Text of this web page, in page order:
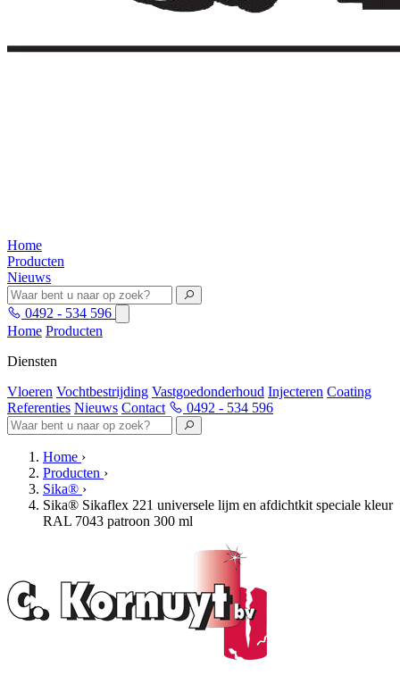
Home
Producten
Nieuws
0492 - 534 596
Home Producten
Diensten
Vloeren Vochtbestrijding Vastgoedonderhoud Injecteren Coating
Referenties Nieuws Contact 0492 - 534 596
Home ›
Producten ›
Sika® ›
Sika® Sikaflex 221 universele lijm en afdichtkit speciale kleur
RAL 7043 patroon 300 ml